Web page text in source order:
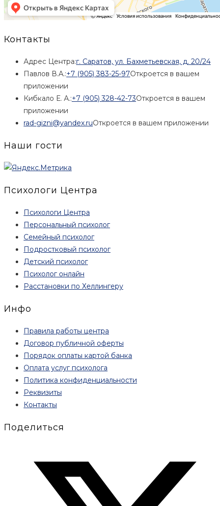
Контакты
Адрес Центра:г. Саратов, ул. Бахметьевская, д. 20/24
Павлов В.А.:+7 (905) 383-25-97Откроется в вашем
приложении
Кибкало Е. А.:+7 (905) 328-42-73Откроется в вашем
приложении
rad-gizni@yandex.ruОткроется в вашем приложении
Наши гости
Психологи Центра
Психологи Центра
Персональный психолог
Семейный психолог
Подростковый психолог
Детский психолог
Психолог онлайн
Расстановки по Хеллингеру
Инфо
Правила работы центра
Договор публичной оферты
Порядок оплаты картой банка
Оплата услуг психолога
Политика конфиденциальности
Реквизиты
Контакты
Поделиться